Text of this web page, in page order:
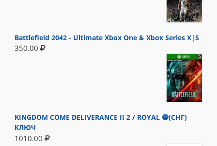
Battlefield 2042 - Ultimate Xbox One & Xbox Series X|S
350.00
KINGDOM COME DELIVERANCE II 2 / ROYAL 🔵(СНГ)
КЛЮЧ
1010.00